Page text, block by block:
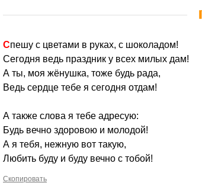
Спешу с цветами в руках, с шоколадом!
Сегодня ведь праздник у всех милых дам!
А ты, моя жёнушка, тоже будь рада,
Ведь сердце тебе я сегодня отдам!
А также слова я тебе адресую:
Будь вечно здоровою и молодой!
А я тебя, нежную вот такую,
Любить буду и буду вечно с тобой!
Скопировать